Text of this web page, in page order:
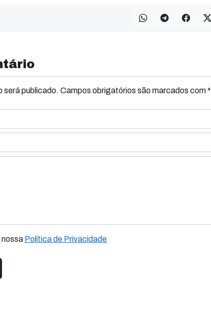
será publicado. Campos obrigatórios são marcados com *
Política de Privacidade